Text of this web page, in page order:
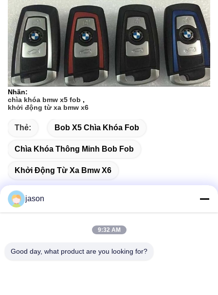
Nhãn:
chìa khóa bmw x5 fob ,
khởi động từ xa bmw x6
Thẻ: Bob X5 Chìa Khóa Fob
Chìa Khóa Thông Minh Bob Fob
Khởi Động Từ Xa Bmw X6
Địa chỉ
jason
9:32 AM
Good day, what product are you looking for?